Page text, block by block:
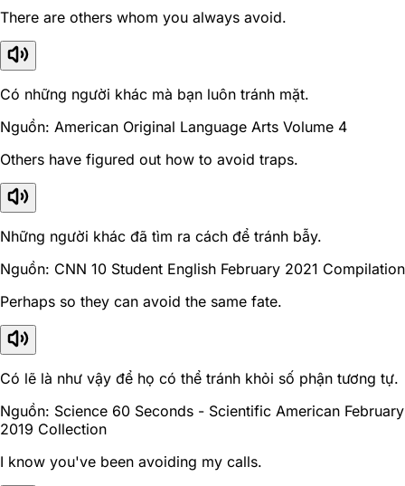
There are others whom you always avoid.
Có những người khác mà bạn luôn tránh mặt.
Nguồn: American Original Language Arts Volume 4
Others have figured out how to avoid traps.
Những người khác đã tìm ra cách để tránh bẫy.
Nguồn: CNN 10 Student English February 2021 Compilation
Perhaps so they can avoid the same fate.
Có lẽ là như vậy để họ có thể tránh khỏi số phận tương tự.
Nguồn: Science 60 Seconds - Scientific American February
2019 Collection
I know you've been avoiding my calls.